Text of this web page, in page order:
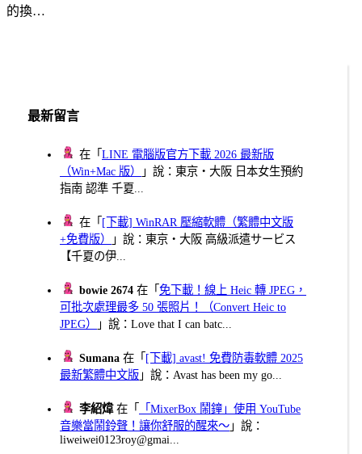
的換…
最新留言
在「LINE 電腦版官方下載 2026 最新版
（Win+Mac 版）
」說：東京・大阪 日本女生預約
指南 認準 千夏...
在「 [下載] WinRAR 壓縮軟體（繁體中文版
+免費版）
」說：東京・大阪 高級派遣サービス
【千夏の伊...
bowie 2674 在「免下載！線上 Heic 轉 JPEG，
可批次處理最多 50 張照片！（Convert Heic to
JPEG）
」說：Love that I can batc...
Sumana 在「 [下載] avast! 免費防毒軟體 2025
最新繁體中文版 」說：Avast has been my go...
李紹煒在「
「MixerBox 鬧鐘」使用 YouTube
音樂當鬧鈴聲！讓你舒服的醒來～ 」說：
liweiwei0123roy@gmai...